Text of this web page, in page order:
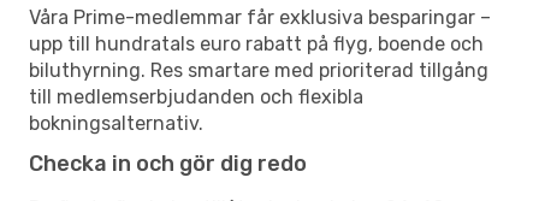
Våra Prime-medlemmar får exklusiva besparingar –
upp till hundratals euro rabatt på flyg, boende och
biluthyrning. Res smartare med prioriterad tillgång
till medlemserbjudanden och flexibla
bokningsalternativ.
Checka in och gör dig redo